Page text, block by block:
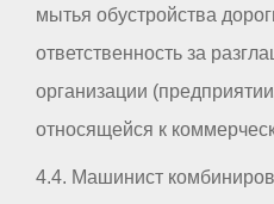
мытья обустройства
ответственность за
организации
относящейся к
4.4. Машинист